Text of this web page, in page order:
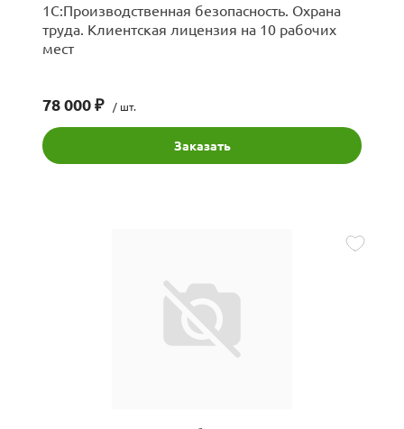
1С:Производственная безопасность. Охрана
труда. Клиентская лицензия на 10 рабочих
мест
78 000 ₽ / шт.
Заказать